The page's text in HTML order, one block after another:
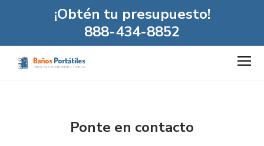
¡Obtén tu presupuesto!
888-434-8852
Ponte en contacto